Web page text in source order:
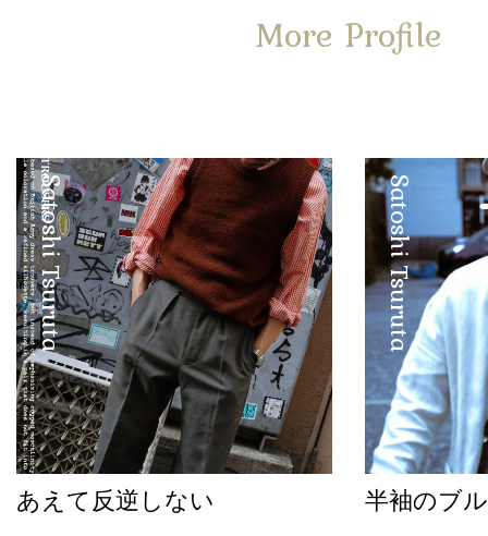
More Profile
Satoshi Tsuruta
あえて反逆しない
Satoshi Tsuruta
半袖のブ